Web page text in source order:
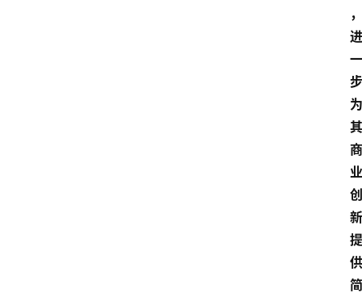
，
进
一
步
为
其
商
业
创
新
提
供
简